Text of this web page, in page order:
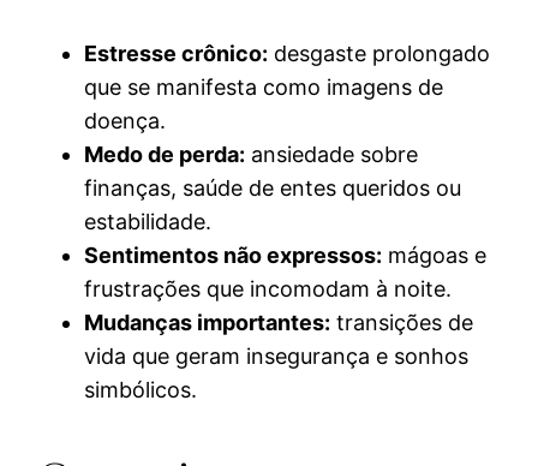
Estresse crônico: desgaste prolongado
que se manifesta como imagens de
doença.
Medo de perda: ansiedade sobre
finanças, saúde de entes queridos ou
estabilidade.
Sentimentos não expressos: mágoas e
frustrações que incomodam à noite.
Mudanças importantes: transições de
vida que geram insegurança e sonhos
simbólicos.